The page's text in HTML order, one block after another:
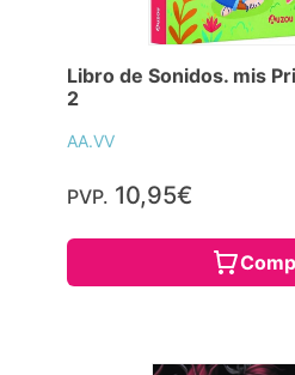
Libro de Sonidos. mis
2
AA.VV
PVP. 10,95€